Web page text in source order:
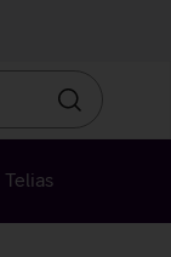
Otsin
Telias